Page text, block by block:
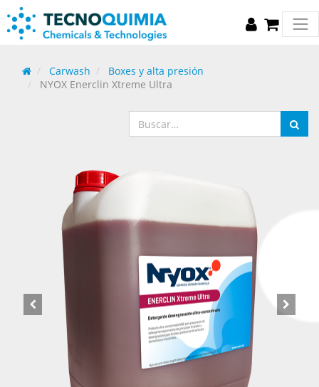
Carwash
Boxes y alta presión
NYOX Enerclin Xtreme Ultra